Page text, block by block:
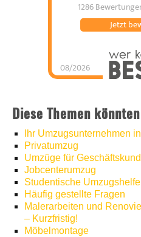
1286
08/2026
Jetzt
Diese Themen
Ihr Umzugsunternehmen
Privatumzug
Umzüge für
Jobcenterumzug
Studentische
Häufig gestellte Fragen
Malerarbeiten und
– Kurzfristig!
Möbelmontage